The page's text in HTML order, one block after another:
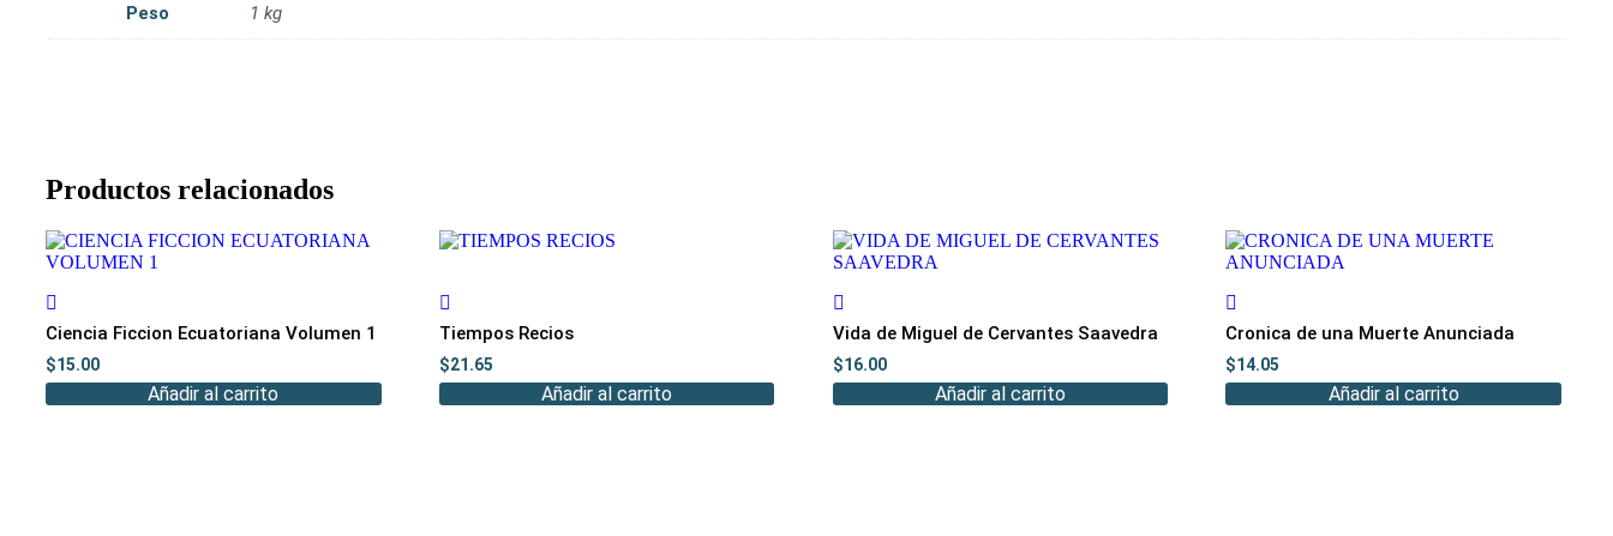
Peso 1 kg
Productos relacionados
Ciencia Ficcion Ecuatoriana Volumen 1
$15.00
Añadir al carrito
Tiempos Recios
$21.65
Añadir al carrito
Vida de Miguel de Cervantes Saavedra
$16.00
Añadir al carrito
Cronica de una Muerte Anunciada
$14.05
Añadir al carrito